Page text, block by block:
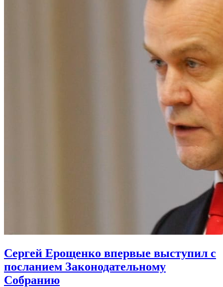
Сергей Ерощенко впервые выступил с
посланием Законодательному
Собранию